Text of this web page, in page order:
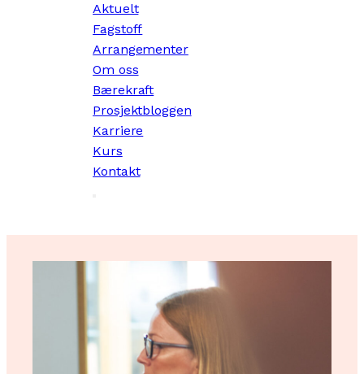
Aktuelt
Fagstoff
Arrangementer
Om oss
Bærekraft
Prosjektbloggen
Karriere
Kurs
Kontakt